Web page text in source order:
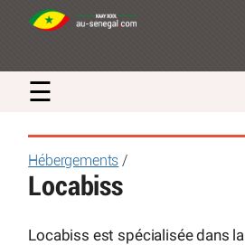
☰
Hébergements /
Locabiss
Locabiss est spécialisée dans